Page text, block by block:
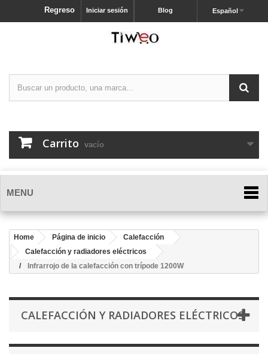
Español
Blog
Iniciar sesión
Regreso
Carrito vacío
MENU
Home Página de inicio
Calefacción
Calefacción y radiadores eléctricos
Infrarrojo de la calefacción con trípode 1200W
CALEFACCIÓN Y RADIADORES ELÉCTRICOS